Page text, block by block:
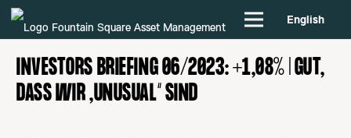
English
INVESTORS BRIEFING 06/2023: +1,08% | GUT,
DASS WIR „UNUSUAL“ SIND